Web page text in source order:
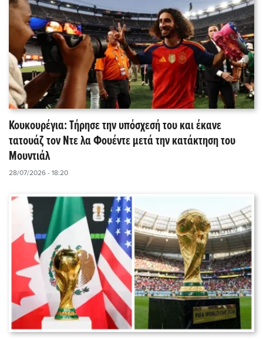
Κουκουρέγια: Τήρησε την υπόσχεσή του και έκανε
τατουάζ τον Ντε λα Φουέντε μετά την κατάκτηση του
Μουντιάλ
28/07/2026 - 18:20